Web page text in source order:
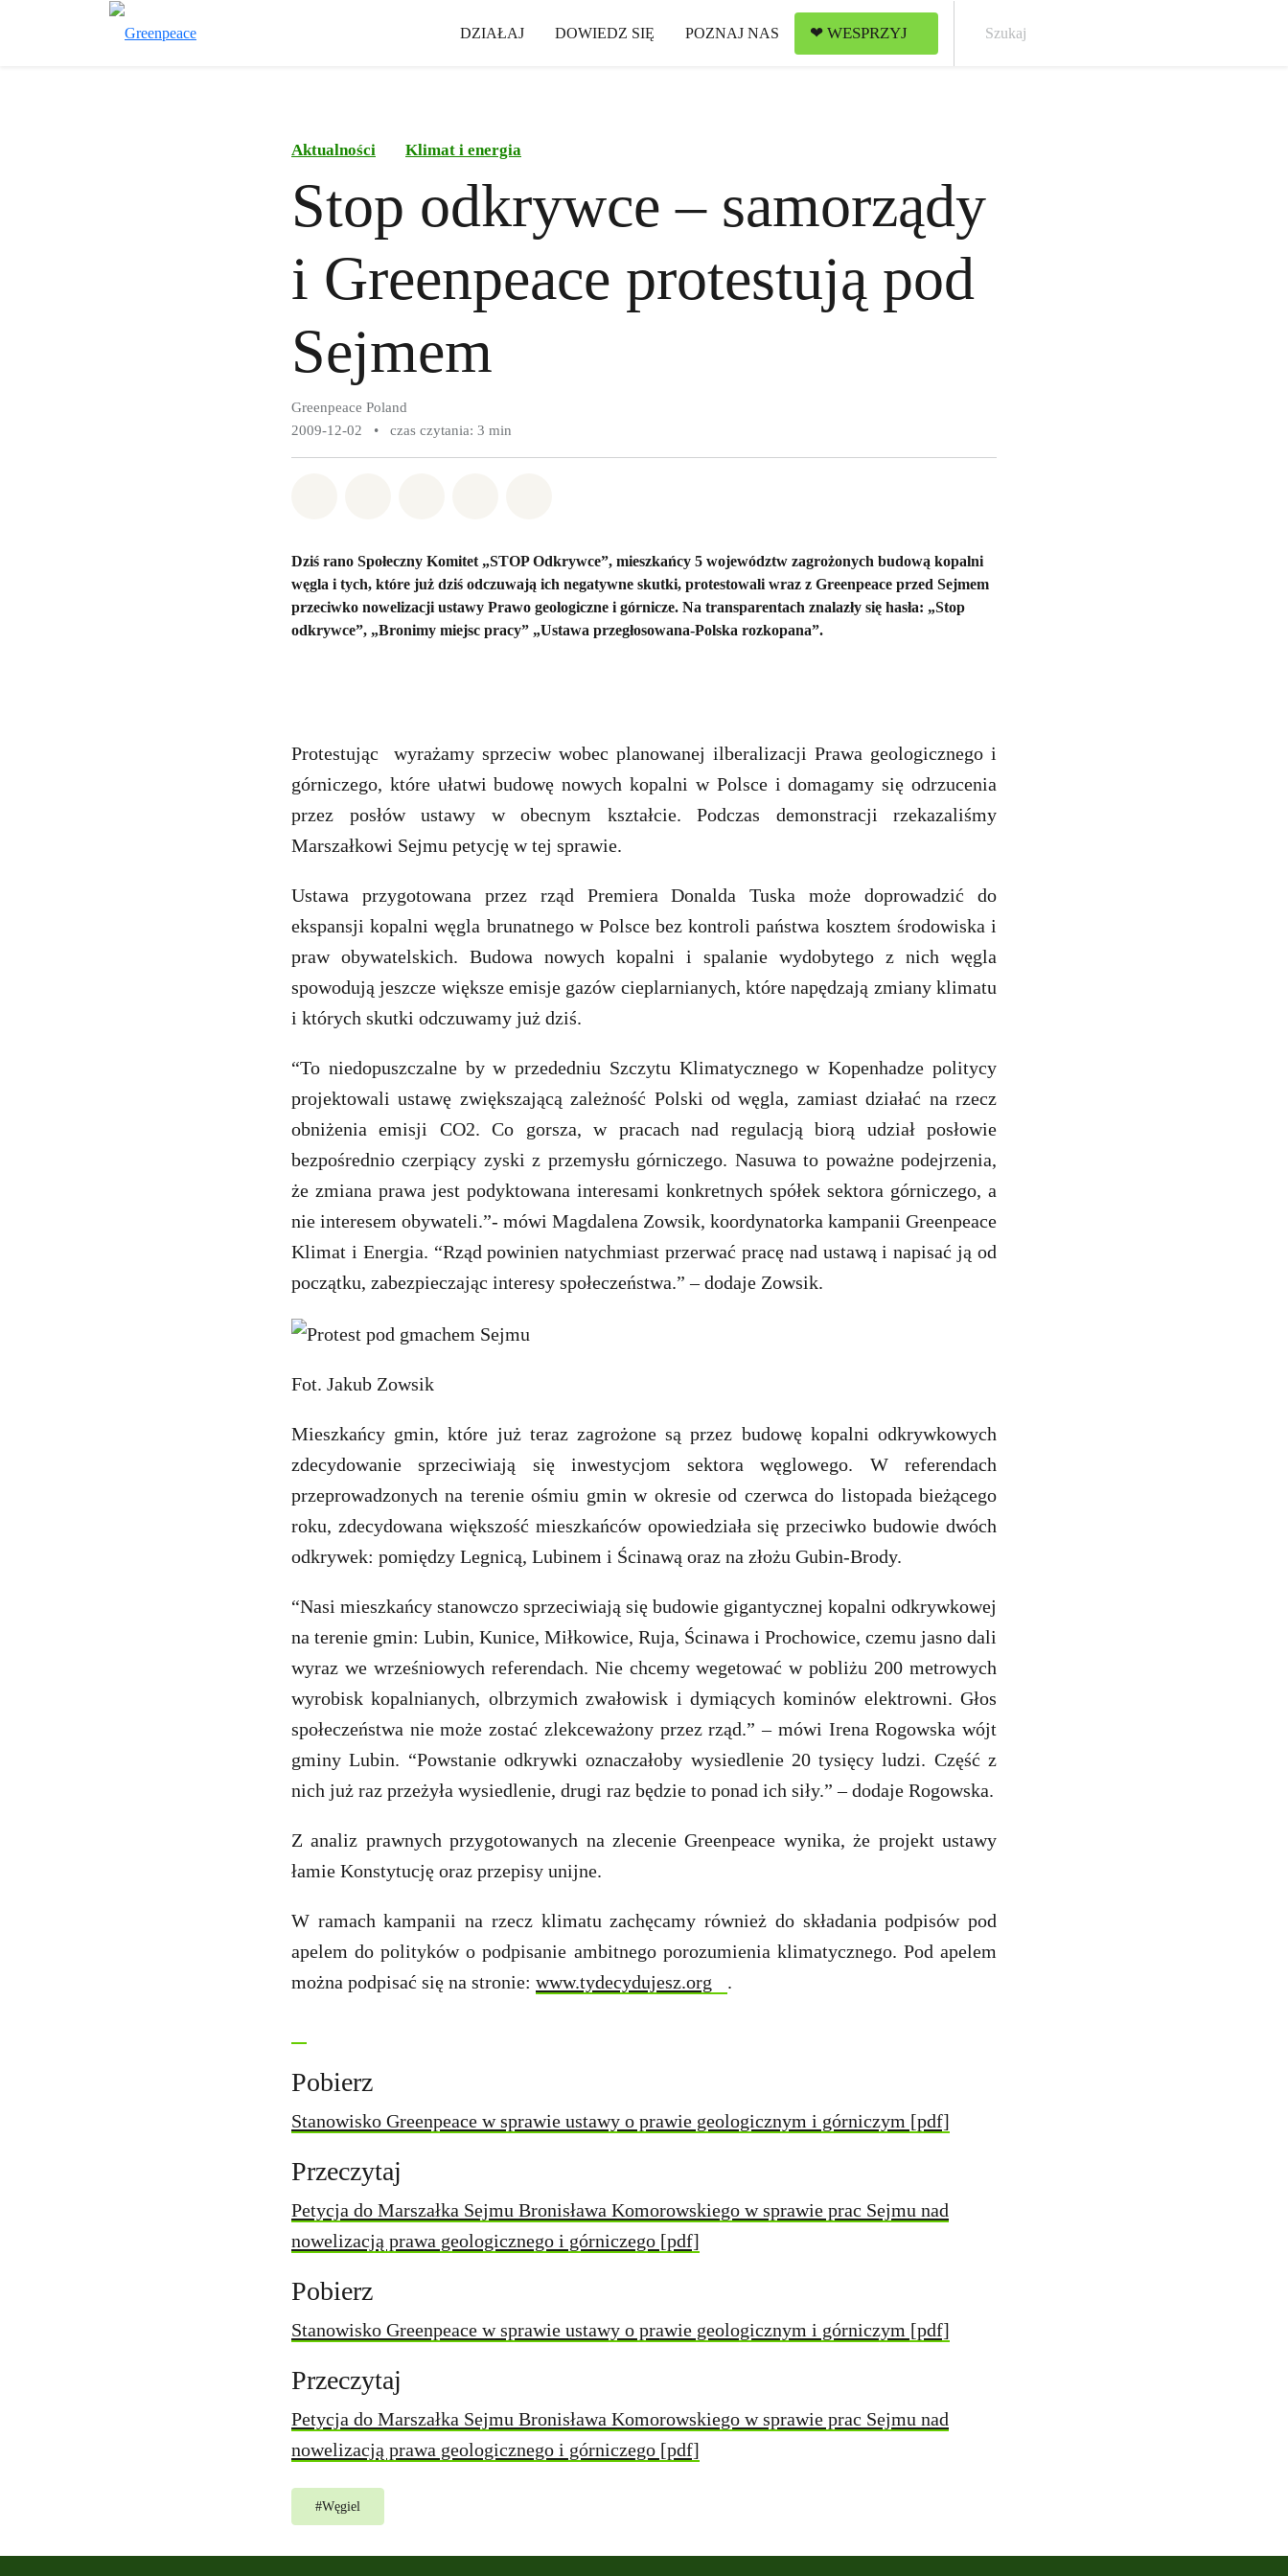
DZIAŁAJ DOWIEDZ SIĘ POZNAJ NAS ❤ WESPRZYJ
Aktualności Klimat i energia
Stop odkrywce – samorządy
i Greenpeace protestują pod
Sejmem
Greenpeace Poland
2009-12-02
• czas czytania: 3 min
Dziś rano Społeczny Komitet „STOP Odkrywce”, mieszkańcy 5 województw zagrożonych budową kopalni
węgla i tych, które już dziś odczuwają ich negatywne skutki, protestowali wraz z Greenpeace przed Sejmem
przeciwko nowelizacji ustawy Prawo geologiczne i górnicze. Na transparentach znalazły się hasła: „Stop
odkrywce”, „Bronimy miejsc pracy” „Ustawa przegłosowana-Polska rozkopana”.
Protestując wyrażamy sprzeciw wobec planowanej ilberalizacji Prawa geologicznego i
górniczego, które ułatwi budowę nowych kopalni w Polsce i domagamy się odrzucenia
przez posłów ustawy w obecnym kształcie. Podczas demonstracji rzekazaliśmy
Marszałkowi Sejmu petycję w tej sprawie.
Ustawa przygotowana przez rząd Premiera Donalda Tuska może doprowadzić do
ekspansji kopalni węgla brunatnego w Polsce bez kontroli państwa kosztem środowiska i
praw obywatelskich. Budowa nowych kopalni i spalanie wydobytego z nich węgla
spowodują jeszcze większe emisje gazów cieplarnianych, które napędzają zmiany klimatu
i których skutki odczuwamy już dziś.
“To niedopuszczalne by w przededniu Szczytu Klimatycznego w Kopenhadze politycy
projektowali ustawę zwiększającą zależność Polski od węgla, zamiast działać na rzecz
obniżenia emisji CO2. Co gorsza, w pracach nad regulacją biorą udział posłowie
bezpośrednio czerpiący zyski z przemysłu górniczego. Nasuwa to poważne podejrzenia,
że zmiana prawa jest podyktowana interesami konkretnych spółek sektora górniczego, a
nie interesem obywateli.”- mówi Magdalena Zowsik, koordynatorka kampanii Greenpeace
Klimat i Energia. “Rząd powinien natychmiast przerwać pracę nad ustawą i napisać ją od
początku, zabezpieczając interesy społeczeństwa.” – dodaje Zowsik.
Fot. Jakub Zowsik
Mieszkańcy gmin, które już teraz zagrożone są przez budowę kopalni odkrywkowych
zdecydowanie sprzeciwiają się inwestycjom sektora węglowego. W referendach
przeprowadzonych na terenie ośmiu gmin w okresie od czerwca do listopada bieżącego
roku, zdecydowana większość mieszkańców opowiedziała się przeciwko budowie dwóch
odkrywek: pomiędzy Legnicą, Lubinem i Ścinawą oraz na złożu Gubin-Brody.
“Nasi mieszkańcy stanowczo sprzeciwiają się budowie gigantycznej kopalni odkrywkowej
na terenie gmin: Lubin, Kunice, Miłkowice, Ruja, Ścinawa i Prochowice, czemu jasno dali
wyraz we wrześniowych referendach. Nie chcemy wegetować w pobliżu 200 metrowych
wyrobisk kopalnianych, olbrzymich zwałowisk i dymiących kominów elektrowni. Głos
społeczeństwa nie może zostać zlekceważony przez rząd.” – mówi Irena Rogowska wójt
gminy Lubin. “Powstanie odkrywki oznaczałoby wysiedlenie 20 tysięcy ludzi. Część z
nich już raz przeżyła wysiedlenie, drugi raz będzie to ponad ich siły.” – dodaje Rogowska.
Z analiz prawnych przygotowanych na zlecenie Greenpeace wynika, że projekt ustawy
łamie Konstytucję oraz przepisy unijne.
W ramach kampanii na rzecz klimatu zachęcamy również do składania podpisów pod
apelem do polityków o podpisanie ambitnego porozumienia klimatycznego. Pod apelem
można podpisać się na stronie: www.tydecydujesz.org .
Pobierz
Stanowisko Greenpeace w sprawie ustawy o prawie geologicznym i górniczym [pdf]
Przeczytaj
Petycja do Marszałka Sejmu Bronisława Komorowskiego w sprawie prac Sejmu nad
nowelizacją prawa geologicznego i górniczego [pdf]
Pobierz
Stanowisko Greenpeace w sprawie ustawy o prawie geologicznym i górniczym [pdf]
Przeczytaj
Petycja do Marszałka Sejmu Bronisława Komorowskiego w sprawie prac Sejmu nad
nowelizacją prawa geologicznego i górniczego [pdf]
#Węgiel